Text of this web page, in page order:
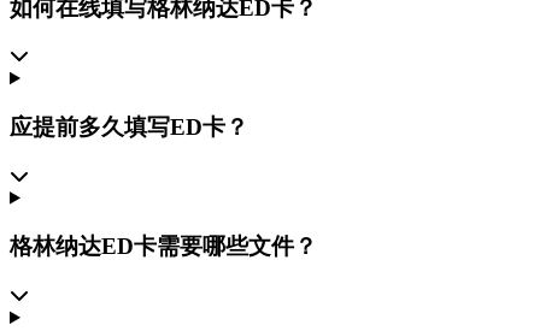
如何在线填写格林纳达ED卡？
应提前多久填写ED卡？
格林纳达ED卡需要哪些文件？